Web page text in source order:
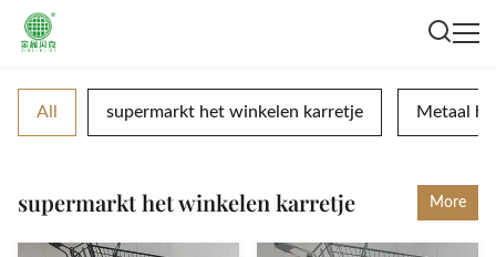
All supermarkt het winkelen karretje Metaal
supermarkt het winkelen karretje More